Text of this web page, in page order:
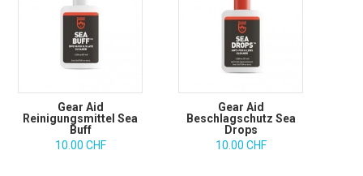
Gear Aid
Reinigungsmittel Sea
Buff
10.00 CHF
Gear Aid
Beschlagschutz Sea
Drops
10.00 CHF